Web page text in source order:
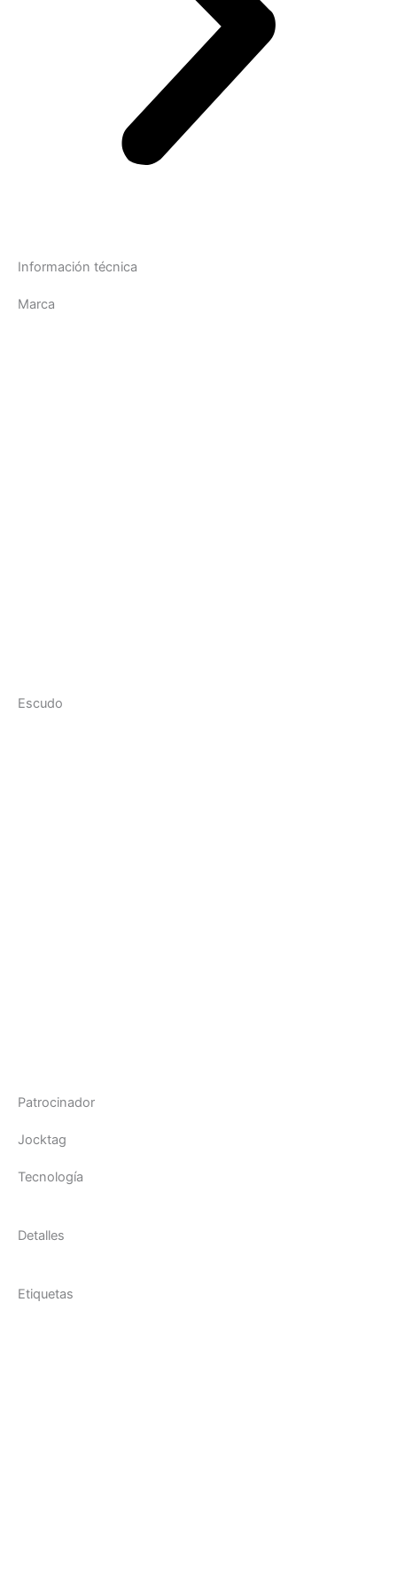
Información técnica
Marca
Escudo
Patrocinador
Jocktag
Tecnología
Detalles
Etiquetas